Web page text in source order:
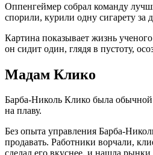
Оппенгеймер собрал команду
спорили, курили одну сигарету
Картина показывает жизнь
он сидит один, глядя в пустоту,
Мадам Клико
Барба-Николь Клико была обычной
на плаву.
Без опыта управления Барба-
продавать. Работники ворчали,